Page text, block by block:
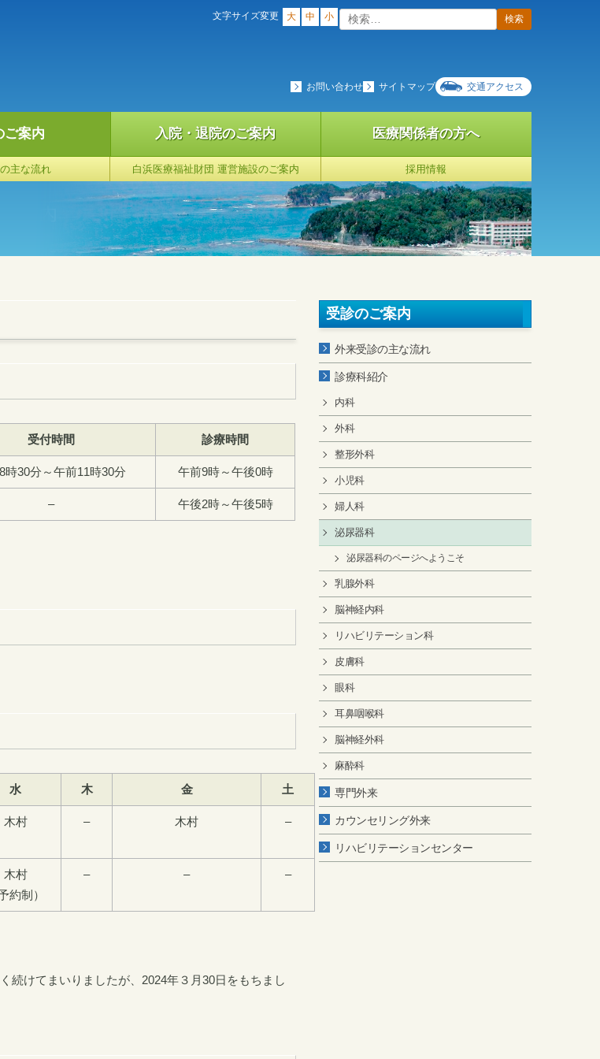
文字サイズ変更 大 中 小
索:
お問い合わせ サイトマップ 交通アクセス
ご案内 入院・退院のご案内 医療関係者の方へ
主な流れ 白浜医療福祉財団 運営施設のご案内 採用情報
受付時間 診療時間
時30分～午前11時30分 午前9時～午後0時
– 午後2時～午後5時
水 木 金 土
木村 – 木村 –
木村
約制）
– – –
続けてまいりましたが、2024年３月30日をもちまし
受診のご案内
外来受診の主な流れ
診療科紹介
内科
外科
整形外科
小児科
婦人科
泌尿器科
泌尿器科のページへようこそ
乳腺外科
脳神経内科
リハビリテーション科
皮膚科
眼科
耳鼻咽喉科
脳神経外科
麻酔科
専門外来
カウンセリング外来
リハビリテーションセンター